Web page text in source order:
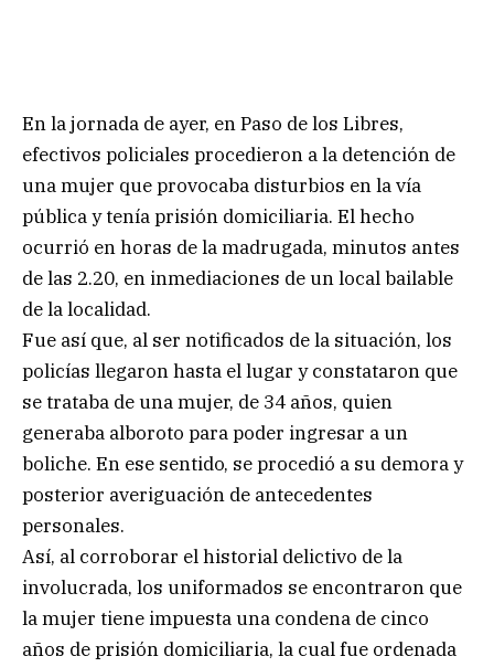
En la jornada de ayer, en Paso de los Libres,
efectivos policiales procedieron a la detención de
una mujer que provocaba disturbios en la vía
pública y tenía prisión domiciliaria. El hecho
ocurrió en horas de la madrugada, minutos antes
de las 2.20, en inmediaciones de un local bailable
de la localidad.
Fue así que, al ser notificados de la situación, los
policías llegaron hasta el lugar y constataron que
se trataba de una mujer, de 34 años, quien
generaba alboroto para poder ingresar a un
boliche. En ese sentido, se procedió a su demora y
posterior averiguación de antecedentes
personales.
Así, al corroborar el historial delictivo de la
involucrada, los uniformados se encontraron que
la mujer tiene impuesta una condena de cinco
años de prisión domiciliaria, la cual fue ordenada